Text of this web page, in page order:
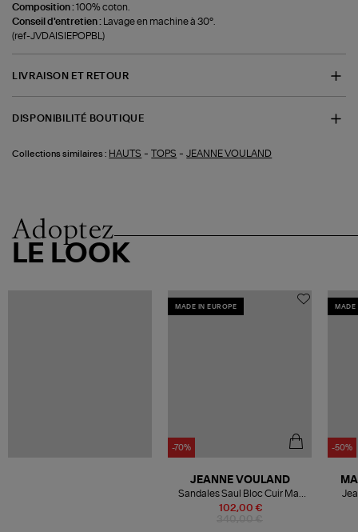
Composition :100% coton.
Conseil d'entretien :
Lavage en machine à 30°.
(ref-JVDAISIEPOPBL)
LIVRAISON ET RETOUR
DISPONIBILITÉ BOUTIQUE
Collections similaires : HAUTS -TOPS -JEANNE VOULAND
Adoptez
LE LOOK
MADE IN EUROPE
-70%
102,00 €
JEANNE VOULAND
Sandales Saul Bloc Cuir Mat
Blanc
MADE
-50%